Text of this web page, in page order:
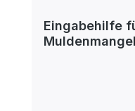
Eingabehilfe
Muldenmangel